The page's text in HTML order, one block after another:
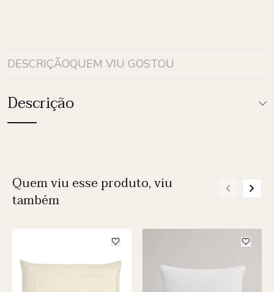
DESCRIÇÃOQUEM VIU GOSTOU
Descrição
Quem viu esse produto, viu
também